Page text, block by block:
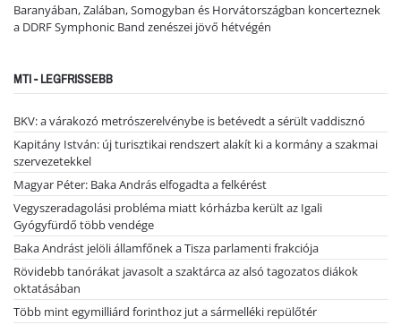
Baranyában, Zalában, Somogyban és Horvátországban koncerteznek
a DDRF Symphonic Band zenészei jövő hétvégén
MTI - LEGFRISSEBB
BKV: a várakozó metrószerelvénybe is betévedt a sérült vaddisznó
Kapitány István: új turisztikai rendszert alakít ki a kormány a szakmai
szervezetekkel
Magyar Péter: Baka András elfogadta a felkérést
Vegyszeradagolási probléma miatt kórházba került az Igali
Gyógyfürdő több vendége
Baka Andrást jelöli államfőnek a Tisza parlamenti frakciója
Rövidebb tanórákat javasolt a szaktárca az alsó tagozatos diákok
oktatásában
Több mint egymilliárd forinthoz jut a sármelléki repülőtér